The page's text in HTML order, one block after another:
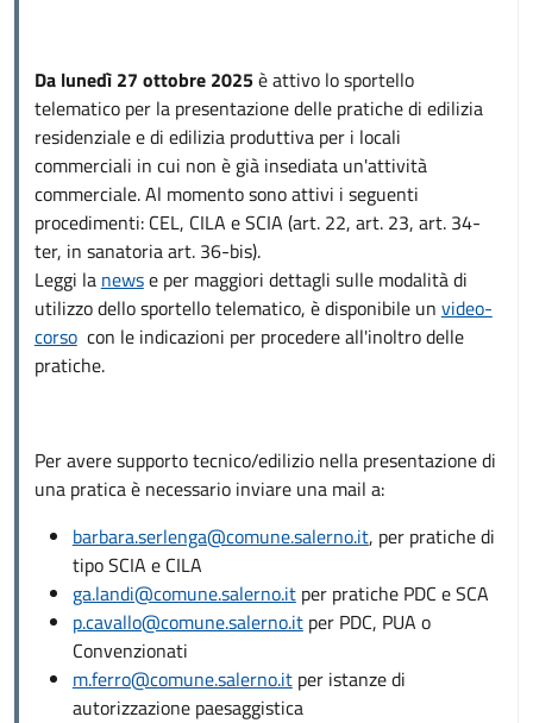
Da lunedì 27 ottobre 2025è attivo lo sportello
telematico per la presentazione delle pratiche di edilizia
residenziale e di edilizia produttiva per i locali
commerciali in cui non è già insediata un'attività
commerciale. Al momento sono attivi i seguenti
procedimenti: CEL, CILA e SCIA (art. 22, art. 23, art. 34-
ter, in sanatoria art. 36-bis).
Leggi la newse per maggiori dettagli sulle modalità di
utilizzo dello sportello telematico, è disponibile un video-
corsocon le indicazioni per procedere all'inoltro delle
pratiche.
Per avere supporto tecnico/edilizio nella presentazione di
una pratica è necessario inviare una mail a:
barbara.serlenga@comune.salerno.it, per pratiche di
tipo SCIA e CILA
ga.landi@comune.salerno.itper pratiche PDC e SCA
p.cavallo@comune.salerno.itper PDC, PUA o
Convenzionati
m.ferro@comune.salerno.itper istanze di
autorizzazione paesaggistica